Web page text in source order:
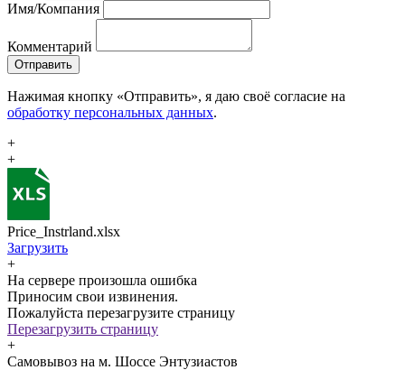
Имя/Компания
Комментарий
Отправить
Нажимая кнопку «Отправить», я даю своё согласие на
обработку персональных данных.
+
+
Price_Instrland.xlsx
Загрузить
+
На сервере произошла ошибка
Приносим свои извинения.
Пожалуйста перезагрузите страницу
Перезагрузить страницу
+
Самовывоз на м. Шоссе Энтузиастов